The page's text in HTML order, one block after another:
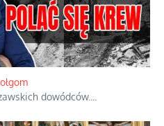
dowódców.